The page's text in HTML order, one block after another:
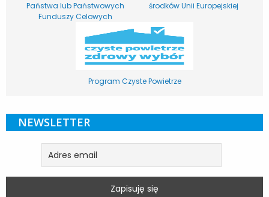
Państwa lub Państwowych
Funduszy Celowych
środków Unii Europejskiej
Program Czyste Powietrze
NEWSLETTER